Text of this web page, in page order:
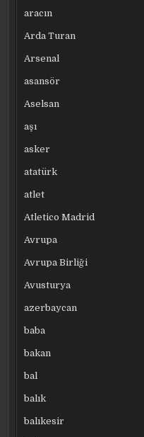
aracın
Arda Turan
Arsenal
asansör
Aselsan
aşı
asker
atatürk
atlet
Atletico Madrid
Avrupa
Avrupa Birliği
Avusturya
azerbaycan
baba
bakan
bal
balık
balıkesir